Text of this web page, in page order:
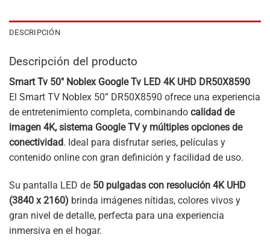
DESCRIPCIÓN
Descripción del producto
Smart Tv 50″ Noblex Google Tv LED 4K UHD DR50X8590
El Smart TV Noblex 50” DR50X8590 ofrece una experiencia
de entretenimiento completa, combinando calidad de
imagen 4K, sistema Google TV y múltiples opciones de
conectividad. Ideal para disfrutar series, películas y
contenido online con gran definición y facilidad de uso.
Su pantalla LED de 50 pulgadas con resolución 4K UHD
(3840 x 2160) brinda imágenes nítidas, colores vivos y
gran nivel de detalle, perfecta para una experiencia
inmersiva en el hogar.